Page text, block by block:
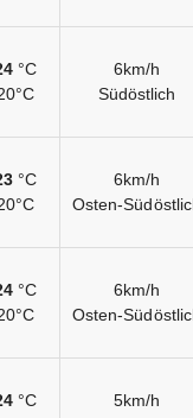
°C
6km/h
Südöstlich
°C
6km/h
Osten-
°C
6km/h
Osten-
°C
5km/h